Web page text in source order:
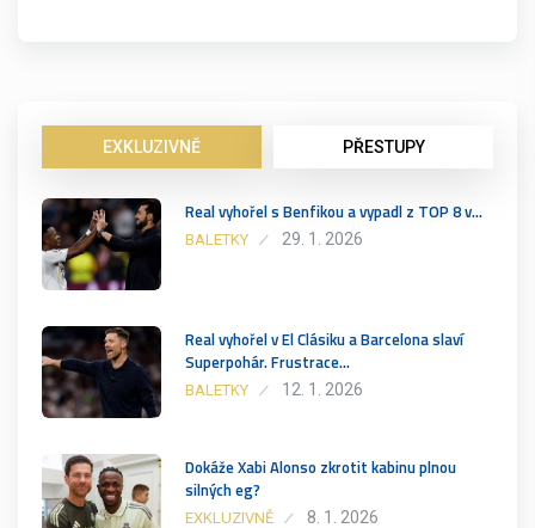
EXKLUZIVNĚ PŘESTUPY
Real vyhořel s Benfikou a vypadl z TOP 8 v…
BALETKY 29. 1. 2026
Real vyhořel v El Clásiku a Barcelona slaví
Superpohár. Frustrace…
BALETKY 12. 1. 2026
Dokáže Xabi Alonso zkrotit kabinu plnou
silných eg?
EXKLUZIVNĚ 8. 1. 2026